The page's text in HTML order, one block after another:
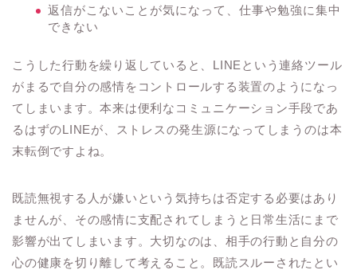
返信がこないことが気になって、仕事や勉強に集中
できない
こうした行動を繰り返していると、LINEという連絡ツール
がまるで自分の感情をコントロールする装置のようになっ
てしまいます。本来は便利なコミュニケーション手段であ
るはずのLINEが、ストレスの発生源になってしまうのは本
末転倒ですよね。
既読無視する人が嫌いという気持ちは否定する必要はあり
ませんが、その感情に支配されてしまうと日常生活にまで
影響が出てしまいます。大切なのは、相手の行動と自分の
心の健康を切り離して考えること。既読スルーされたとい